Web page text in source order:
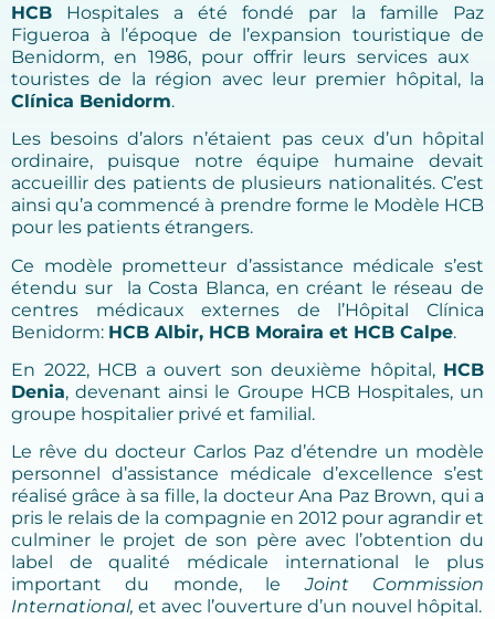
HCB Hospitales a été fondé par la famille Paz
Figueroa à l’époque de l’expansion touristique de
Benidorm, en 1986, pour offrir leurs services aux
touristes de la région avec leur premier hôpital, la
Clínica Benidorm.
Les besoins d’alors n’étaient pas ceux d’un hôpital
ordinaire, puisque notre équipe humaine devait
accueillir des patients de plusieurs nationalités. C’est
ainsi qu’a commencé à prendre forme le Modèle HCB
pour les patients étrangers.
Ce modèle prometteur d’assistance médicale s’est
étendu sur la Costa Blanca, en créant le réseau de
centres médicaux externes de l’Hôpital Clínica
Benidorm: HCB Albir, HCB Moraira et HCB Calpe.
En 2022, HCB a ouvert son deuxième hôpital, HCB
Denia, devenant ainsi le Groupe HCB Hospitales, un
groupe hospitalier privé et familial.
Le rêve du docteur Carlos Paz d’étendre un modèle
personnel d’assistance médicale d’excellence s’est
réalisé grâce à sa fille, la docteur Ana Paz Brown, qui a
pris le relais de la compagnie en 2012 pour agrandir et
culminer le projet de son père avec l’obtention du
label de qualité médicale international le plus
important du monde, leJoint Commission
International, et avec l’ouverture d’un nouvel hôpital.